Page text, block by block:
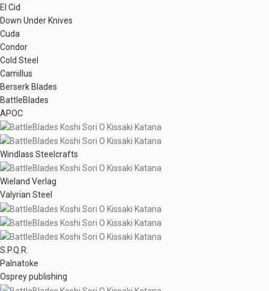
El Cid
Down Under Knives
Cuda
Condor
Cold Steel
Camillus
Berserk Blades
BattleBlades
APOC
Windlass Steelcrafts
Wieland Verlag
Valyrian Steel
S.P.Q.R.
Palnatoke
Osprey publishing